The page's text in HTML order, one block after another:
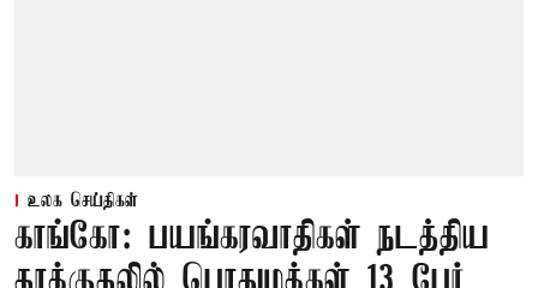
உலக செய்திகள்
காங்கோ: பயங்கரவாதிகள் நடத்திய